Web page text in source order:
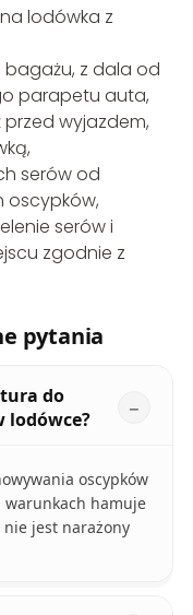
lodówka z
bagażu, z dala od
parapetu auta,
wyjazdem,
serów od
oscypków,
serów i
zgodnie z
pytania
do
lodówce?
oscypków
warunkach hamuje
jest narażony